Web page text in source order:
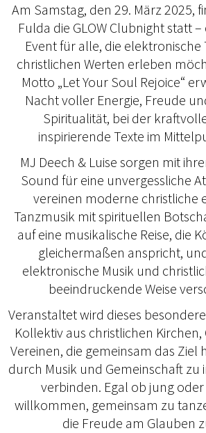
Am Samstag, den 29. März 2025,
Fulda die GLOW Clubnight statt
Event für alle, die
christlichen Werten erleben
Motto „Let Your Soul Rejoice“
Nacht voller Energie, Freude
Spiritualität, bei der
inspirierende Texte im
MJ Deech & Luise sorgen mit
Sound für eine unvergessliche
vereinen moderne christliche
Tanzmusik mit spirituellen
auf eine musikalische Reise, die
gleichermaßen anspricht,
elektronische Musik und
beeindruckende Weise
Veranstaltet wird dieses
Kollektiv aus christlichen
Vereinen, die gemeinsam das Ziel
durch Musik und Gemeinschaft zu
verbinden. Egal ob jung
willkommen, gemeinsam zu
die Freude am Glauben